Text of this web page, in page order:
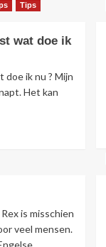
Tips
wat doe ik
doe ik nu ? Mijn
Het kan
is misschien
veel mensen.